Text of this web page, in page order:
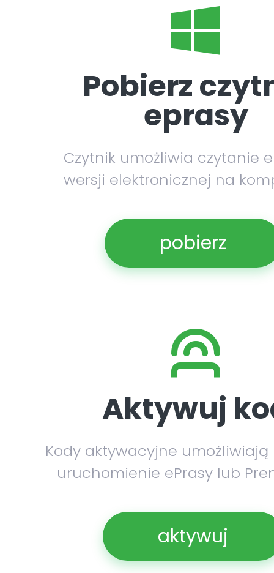
Pobierz
eprasy
Czytnik umożliwia czytanie
wersji elektronicznej na
pobierz
Aktywuj
Kody aktywacyjne umożliwiają
uruchomienie ePrasy lub
aktywuj